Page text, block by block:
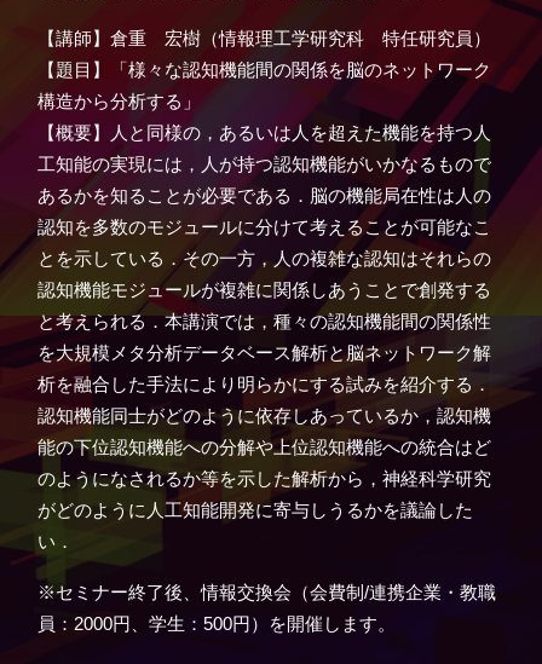
【講師】倉重 宏樹（情報理工学研究科 特任研究員）
【題目】「様々な認知機能間の関係を脳のネットワーク
構造から分析する」
【概要】人と同様の，あるいは人を超えた機能を持つ人
工知能の実現には，人が持つ認知機能がいかなるもので
あるかを知ることが必要である．脳の機能局在性は人の
認知を多数のモジュールに分けて考えることが可能なこ
とを示している．その一方，人の複雑な認知はそれらの
認知機能モジュールが複雑に関係しあうことで創発する
と考えられる．本講演では，種々の認知機能間の関係性
を大規模メタ分析データベース解析と脳ネットワーク解
析を融合した手法により明らかにする試みを紹介する．
認知機能同士がどのように依存しあっているか，認知機
能の下位認知機能への分解や上位認知機能への統合はど
のようになされるか等を示した解析から，神経科学研究
がどのように人工知能開発に寄与しうるかを議論した
い．
※セミナー終了後、情報交換会（会費制/連携企業・教職
員：2000円、学生：500円）を開催します。